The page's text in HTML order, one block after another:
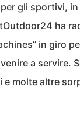
gli sportivi,
ha
in giro
a servire.
e molte altre